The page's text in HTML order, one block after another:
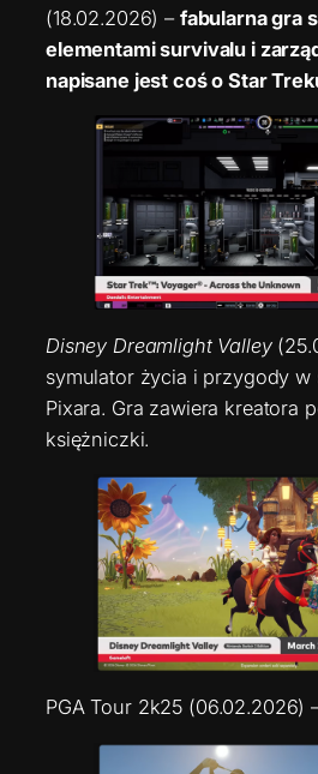
(18.02.2026) – fabularna gra
elementami survivalu i
napisane jest coś o Star
Disney Dreamlight Valley
symulator życia i przygody w
Pixara. Gra zawiera kreatora
księżniczki.
PGA Tour 2k25 (06.02.2026)